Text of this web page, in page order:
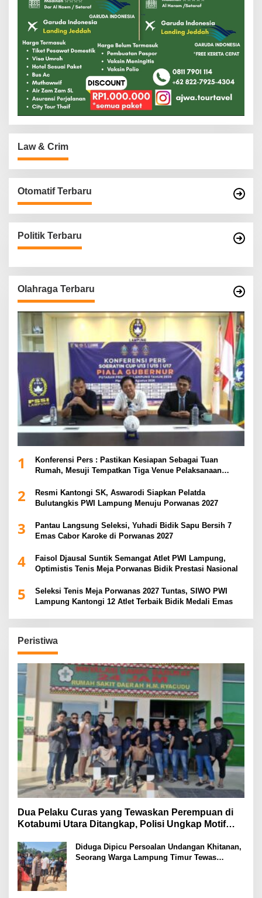
Law & Crim
Otomatif Terbaru
Politik Terbaru
Olahraga Terbaru
1
Konferensi Pers : Pastikan Kesiapan Sebagai Tuan
Rumah, Mesuji Tempatkan Tiga Venue Pelaksanaan
2
Resmi Kantongi SK, Aswarodi Siapkan Pelatda
Bulutangkis PWI Lampung Menuju Porwanas 2027
3
Pantau Langsung Seleksi, Yuhadi Bidik Sapu Bersih 7
Emas Cabor Karoke di Porwanas 2027
4
Faisol Djausal Suntik Semangat Atlet PWI Lampung,
Optimistis Tenis Meja Porwanas Bidik Prestasi Nasional
5
Seleksi Tenis Meja Porwanas 2027 Tuntas, SIWO PWI
Lampung Kantongi 12 Atlet Terbaik Bidik Medali Emas
Peristiwa
Dua Pelaku Curas yang Tewaskan Perempuan di
Kotabumi Utara Ditangkap, Polisi Ungkap Motif
Diduga Dipicu Persoalan Undangan Khitanan,
Seorang Warga Lampung Timur Tewas